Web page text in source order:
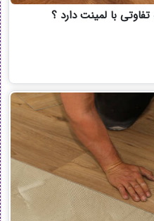
با لمینت دارد ؟